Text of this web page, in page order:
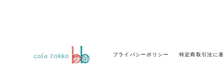
プライバシーポリシー 特定商取引法に